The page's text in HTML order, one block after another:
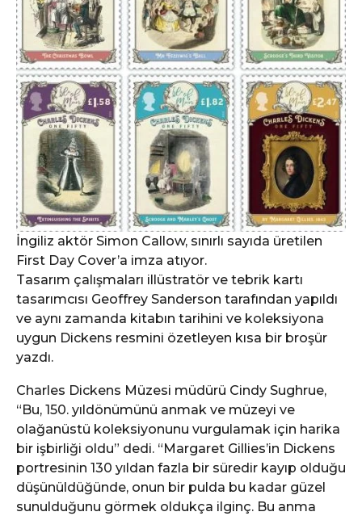
İngiliz aktör Simon Callow, sınırlı sayıda üretilen
First Day Cover’a imza atıyor.
Tasarım çalışmaları illüstratör ve tebrik kartı
tasarımcısı Geoffrey Sanderson tarafından yapıldı
ve aynı zamanda kitabın tarihini ve koleksiyona
uygun Dickens resmini özetleyen kısa bir broşür
yazdı.
Charles Dickens Müzesi müdürü Cindy Sughrue,
“Bu, 150. yıldönümünü anmak ve müzeyi ve
olağanüstü koleksiyonunu vurgulamak için harika
bir işbirliği oldu” dedi. “Margaret Gillies’in Dickens
portresinin 130 yıldan fazla bir süredir kayıp olduğu
düşünüldüğünde, onun bir pulda bu kadar güzel
sunulduğunu görmek oldukça ilginç. Bu anma